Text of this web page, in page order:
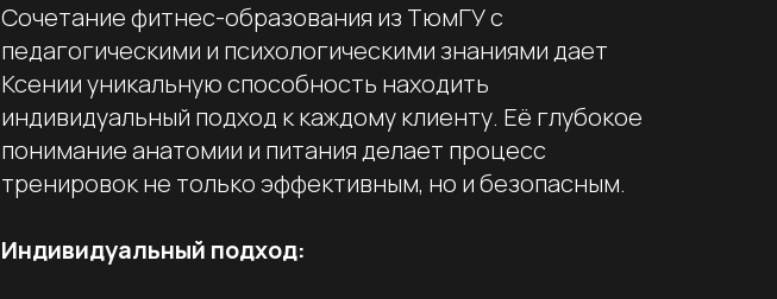
Сочетание фитнес-образования из ТюмГУ с
педагогическими и психологическими знаниями дает
Ксении уникальную способность находить
индивидуальный подход к каждому клиенту. Её глубокое
понимание анатомии и питания делает процесс
тренировок не только эффективным, но и безопасным.
Индивидуальный подход: